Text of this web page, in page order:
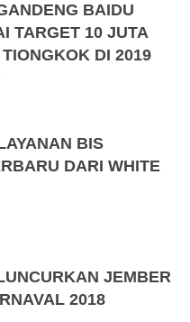
BAIDU
TARGET 10 JUTA
DI 2019
BIS
DARI WHITE
JEMBER
2018